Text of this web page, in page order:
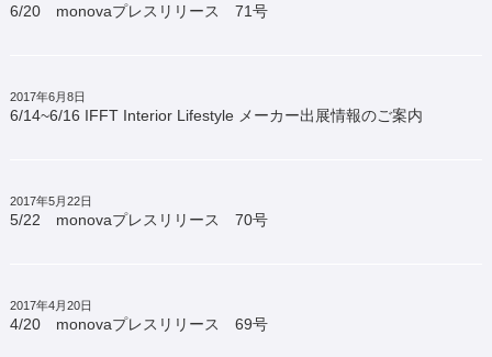
6/20 monovaプレスリリース 71号
2017年6月8日
6/14~6/16 IFFT Interior Lifestyle メーカー出展情報のご案内
2017年5月22日
5/22 monovaプレスリリース 70号
2017年4月20日
4/20 monovaプレスリリース 69号